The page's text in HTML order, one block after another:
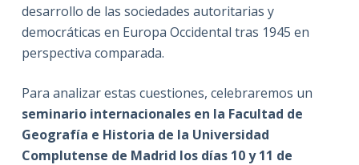
desarrollo de las sociedades autoritarias y
democráticas en Europa Occidental tras 1945 en
perspectiva comparada.
Para analizar estas cuestiones, celebraremos un
seminario internacionales en la Facultad de
Geografía e Historia de la Universidad
Complutense de Madrid los días 10 y 11 de